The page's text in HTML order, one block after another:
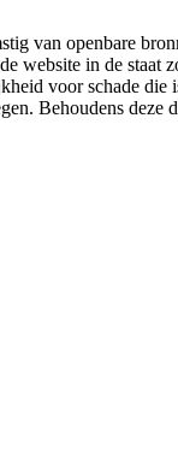
van openbare
website in de
voor schade
Behoudens